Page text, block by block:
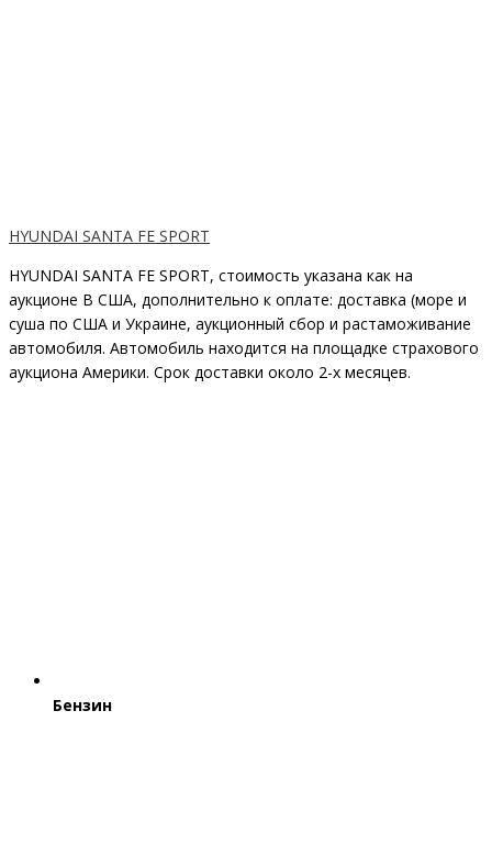
HYUNDAI SANTA FE SPORT
HYUNDAI SANTA FE SPORT, стоимость указана как на
аукционе В США, дополнительно к оплате: доставка (море и
суша по США и Украине, аукционный сбор и растаможивание
автомобиля. Автомобиль находится на площадке страхового
аукциона Америки. Срок доставки около 2-x месяцев.
Бензин